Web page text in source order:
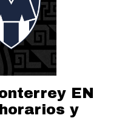
EN
y